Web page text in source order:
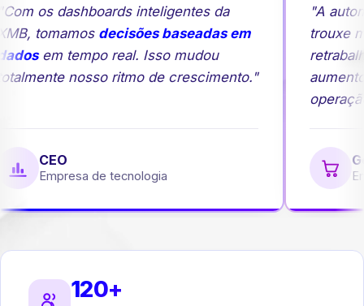
os dashboards inteligentes da
tomamosdecisões baseadas em
em tempo real. Isso mudou
nosso ritmo de crescimento."
CEO
Empresa de tecnologia
"A
trouxe
120+